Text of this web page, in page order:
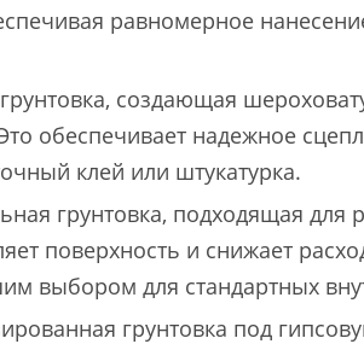
равномерное
создающая
обеспечивает надежное
клей или штукатурка.
грунтовка, подходящая для
поверхность и снижает
выбором для стандартных
грунтовка под